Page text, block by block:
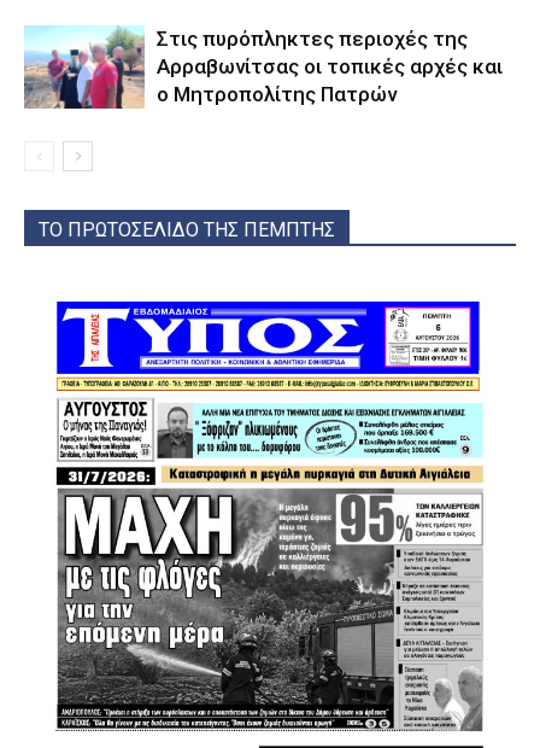
Στις πυρόπληκτες περιοχές της
Αρραβωνίτσας οι τοπικές αρχές και
ο Μητροπολίτης Πατρών
ΤΟ ΠΡΩΤΟΣΕΛΙΔΟ ΤΗΣ ΠΕΜΠΤΗΣ